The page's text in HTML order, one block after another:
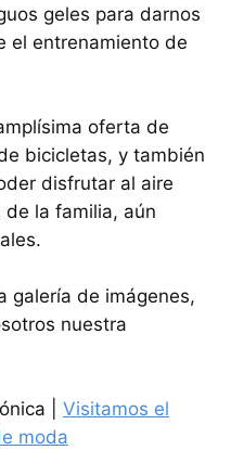
geles para darnos
el entrenamiento de
oferta de
bicicletas, y también
disfrutar al aire
de la familia, aún
galería de imágenes,
nuestra
| Visitamos el
moda